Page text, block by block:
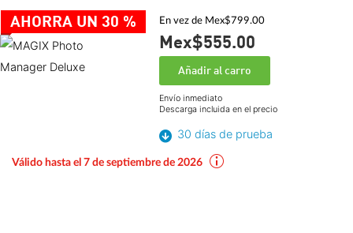
AHORRA UN 30 % En vez de Mex$799.00
Mex$555.00
Añadir al carro
Envío inmediato
Descarga incluida en el precio
30 días de prueba
Válido hasta el 7 de septiembre de 2026